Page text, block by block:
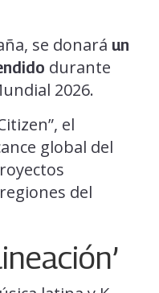
se donará un
durante
2026.
el
global del
del